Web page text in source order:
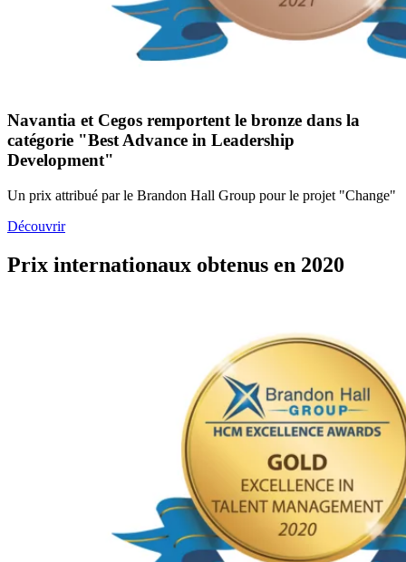
Navantia et Cegos remportent le bronze dans la
catégorie "Best Advance in Leadership
Development"
Un prix attribué par le Brandon Hall Group pour le projet "Change"
Découvrir
Prix internationaux obtenus en 2020